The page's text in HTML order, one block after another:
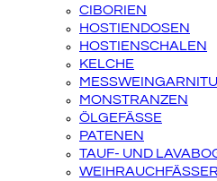
CIBORIEN
HOSTIENDOSEN
HOSTIENSCHALEN
KELCHE
MONSTRANZEN
ÖLGEFÄSSE
PATENEN
TAUF- UND
WEIHRAUCHFÄSSER